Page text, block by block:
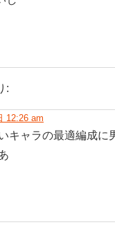
:
12:26 am
キャラの最適編成に